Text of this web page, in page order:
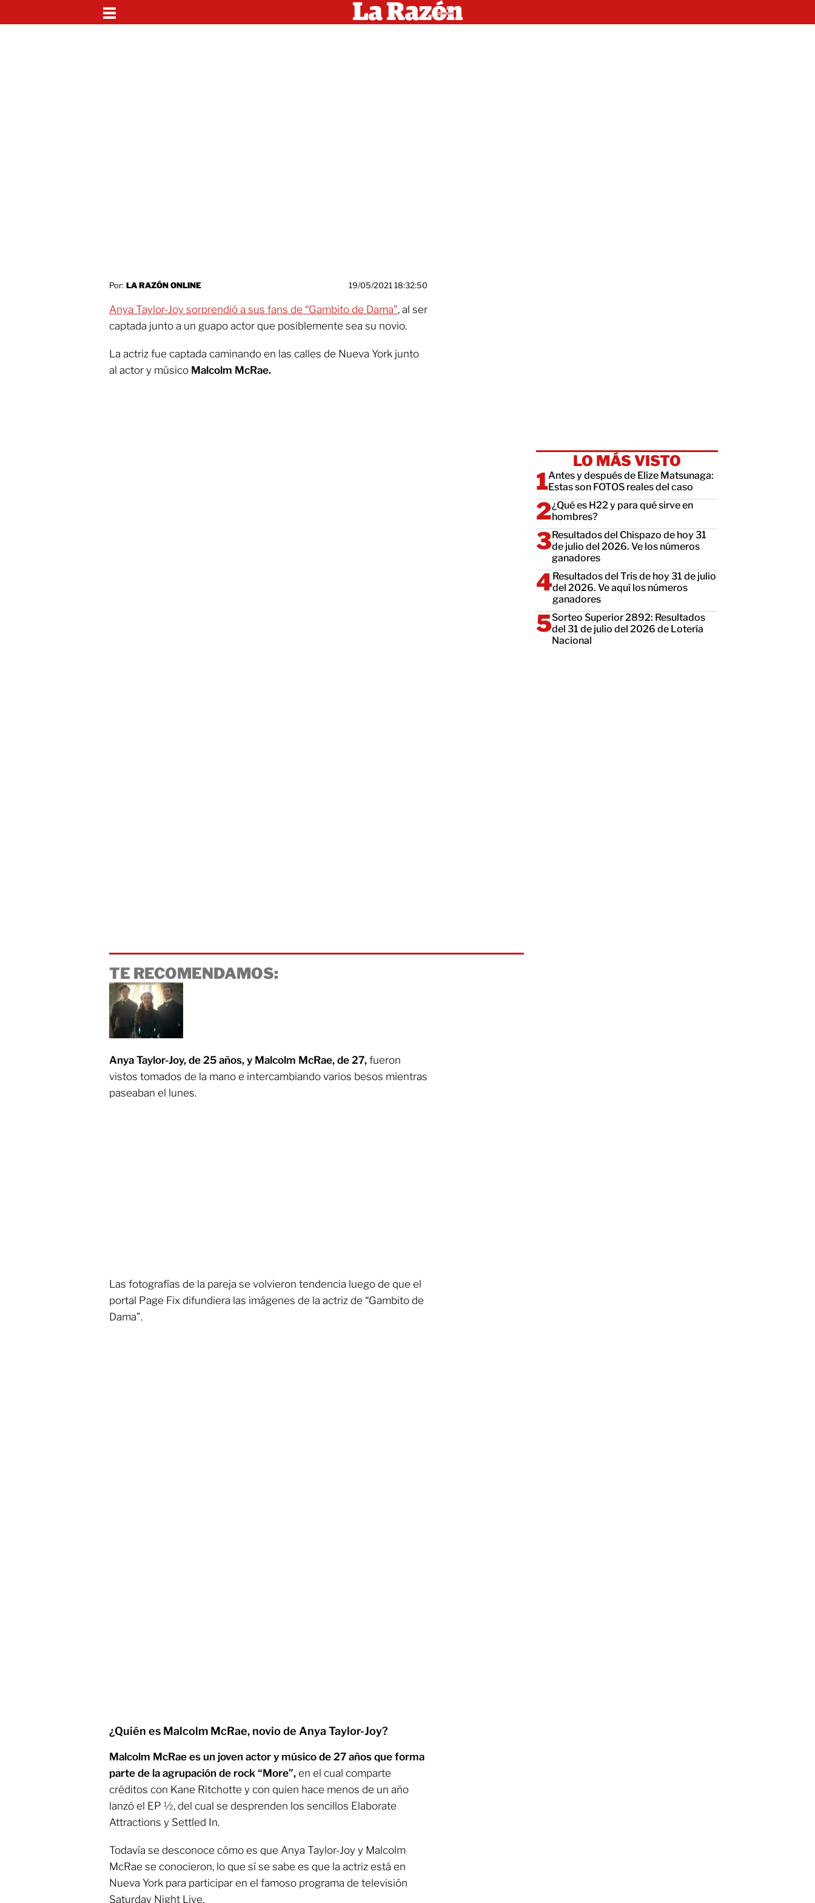
Por: LA RAZÓN ONLINE 19/05/2021 18:32:50
Anya Taylor-Joy sorprendió a sus fans de “Gambito de Dama”, al ser
captada junto a un guapo actor que posiblemente sea su novio.
La actriz fue captada caminando en las calles de Nueva York junto
al actor y músico Malcolm McRae.
TE RECOMENDAMOS:
Anya Taylor-Joy, de 25 años, y Malcolm McRae, de 27, fueron
vistos tomados de la mano e intercambiando varios besos mientras
paseaban el lunes.
Las fotografías de la pareja se volvieron tendencia luego de que el
portal Page Fix difundiera las imágenes de la actriz de “Gambito de
Dama”.
¿Quién es Malcolm McRae, novio de Anya Taylor-Joy?
Malcolm McRae es un joven actor y músico de 27 años que forma
parte de la agrupación de rock “More”, en el cual comparte
créditos con Kane Ritchotte y con quien hace menos de un año
lanzó el EP ½, del cual se desprenden los sencillos Elaborate
Attractions y Settled In.
Todavía se desconoce cómo es que Anya Taylor-Joy y Malcolm
McRae se conocieron, lo que sí se sabe es que la actriz está en
Nueva York para participar en el famoso programa de televisión
Saturday Night Live.
LO MÁS VISTO
Antes y después de Elize Matsunaga:
Estas son FOTOS reales del caso
¿Qué es H22 y para qué sirve en
hombres?
Resultados del Chispazo de hoy 31
de julio del 2026. Ve los números
ganadores
Resultados del Tris de hoy 31 de julio
del 2026. Ve aquí los números
ganadores
Sorteo Superior 2892: Resultados
del 31 de julio del 2026 de Lotería
Nacional